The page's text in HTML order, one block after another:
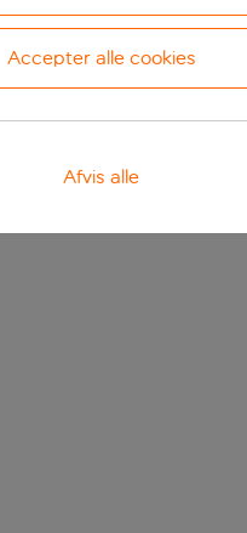
Accepter alle cookies
Afvis alle